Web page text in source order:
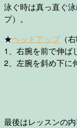
泳ぐ時は真っ直ぐ
プ）。
★ヘッドアップ（右
1、右腕を前で伸ば
2、左腕を斜め下に
最後はレッスンの